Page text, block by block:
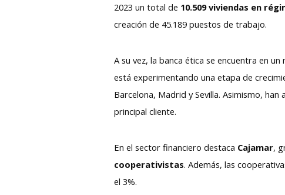
2023 un total de 10.509 viviendas en
creación de 45.189 puestos de trabajo.
A su vez, la banca ética se encuentra en
está experimentando una etapa de
Barcelona, Madrid y Sevilla. Asimismo,
principal cliente.
En el sector financiero destaca Cajamar,
cooperativistas. Además, las
el 3%.